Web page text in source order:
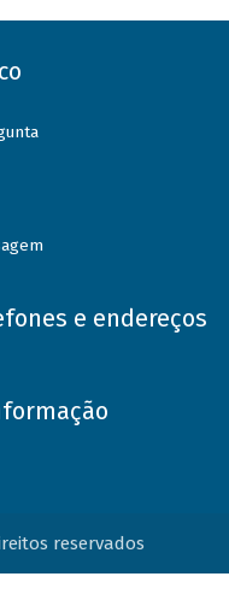
e endereços
reservados